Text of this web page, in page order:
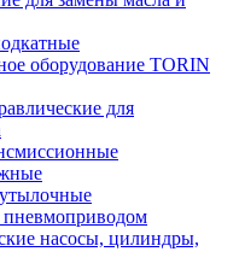
оборудование TORIN
для
насосы, цилиндры,